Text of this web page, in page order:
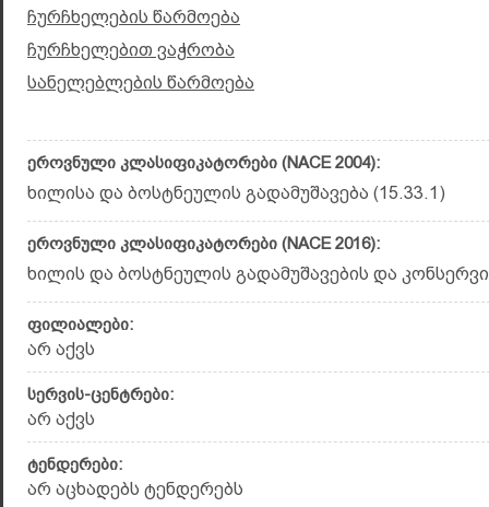
ჩურჩხელების წარმოება
ჩურჩხელებით ვაჭრობა
სანელებლების წარმოება
ეროვნული კლასიფიკატორები (NACE 2004):
ხილისა და ბოსტნეულის გადამუშავება (15.33.1)
ეროვნული კლასიფიკატორები (NACE 2016):
ხილის და ბოსტნეულის გადამუშავების და
ფილიალები:
არ აქვს
სერვის-ცენტრები:
არ აქვს
ტენდერები:
არ აცხადებს ტენდერებს